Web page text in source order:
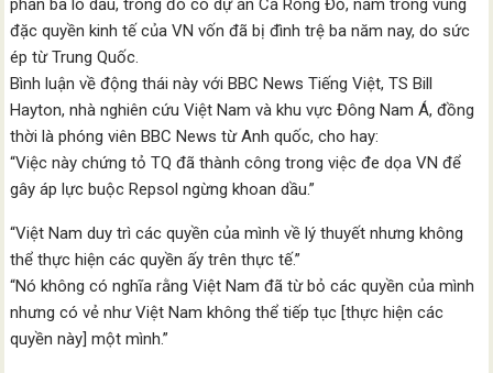
phần ba lô dầu, trong đó có dự án Cá Rồng Đỏ, nằm trong vùng
đặc quyền kinh tế của VN vốn đã bị đình trệ ba năm nay, do sức
ép từ Trung Quốc.
Bình luận về động thái này với BBC News Tiếng Việt, TS Bill
Hayton, nhà nghiên cứu Việt Nam và khu vực Đông Nam Á, đồng
thời là phóng viên BBC News từ Anh quốc, cho hay:
“Việc này chứng tỏ TQ đã thành công trong việc đe dọa VN để
gây áp lực buộc Repsol ngừng khoan dầu.”
“Việt Nam duy trì các quyền của mình về lý thuyết nhưng không
thể thực hiện các quyền ấy trên thực tế.”
“Nó không có nghĩa rằng Việt Nam đã từ bỏ các quyền của mình
nhưng có vẻ như Việt Nam không thể tiếp tục [thực hiện các
quyền này] một mình.”